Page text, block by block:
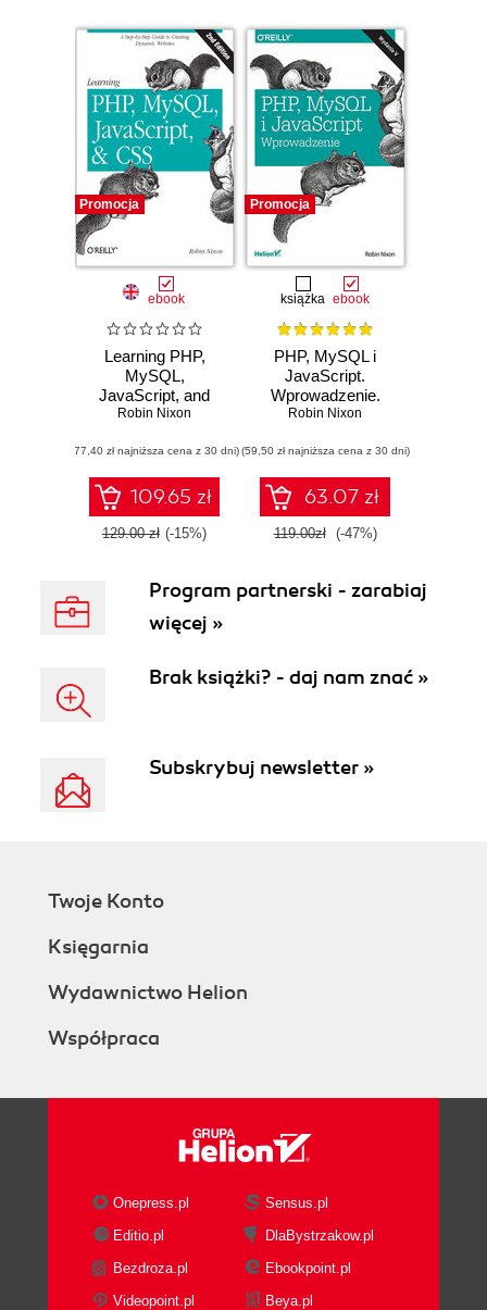
Promocja
ebook
Learning PHP,
MySQL,
JavaScript, and
CSS. A Step-by-
Creating Dynamic
Websites. 2nd
Edition
Robin Nixon
(77,40 zł najniższa cena z 30 dni)
109.65 zł
129.00 zł (-15%)
Promocja
książka ebook
PHP, MySQL i
JavaScript.
Wprowadzenie.
Wydanie V
Robin Nixon
(59,50 zł najniższa cena z 30 dni)
63.07 zł
119.00zł (-47%)
Program partnerski - zarabiaj
więcej »
Brak książki? - daj nam znać »
Subskrybuj newsletter »
Twoje Konto
Księgarnia
Wydawnictwo Helion
Współpraca
Onepress.pl
Sensus.pl
Editio.pl
DlaBystrzakow.pl
Bezdroza.pl
Ebookpoint.pl
Videopoint.pl
Beya.pl